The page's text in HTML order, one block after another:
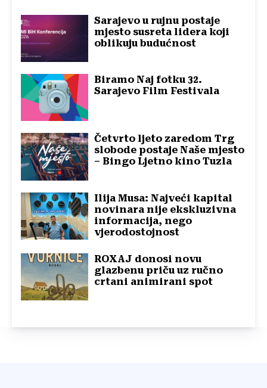
Sarajevo u rujnu postaje
mjesto susreta lidera koji
oblikuju budućnost
Biramo Naj fotku 32.
Sarajevo Film Festivala
Četvrto ljeto zaredom Trg
slobode postaje Naše mjesto
– Bingo Ljetno kino Tuzla
Ilija Musa: Najveći kapital
novinara nije ekskluzivna
informacija, nego
vjerodostojnost
ROXAJ donosi novu
glazbenu priču uz ručno
crtani animirani spot